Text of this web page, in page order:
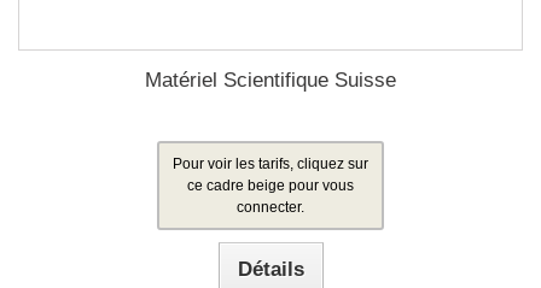
Matériel Scientifique Suisse
Pour voir les tarifs, cliquez sur
ce cadre beige pour vous
connecter.
Détails